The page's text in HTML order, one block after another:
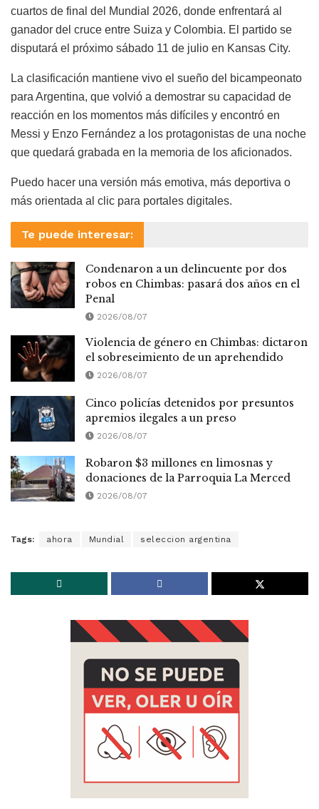
cuartos de final del Mundial 2026, donde enfrentará al
ganador del cruce entre Suiza y Colombia. El partido se
disputará el próximo sábado 11 de julio en Kansas City.
La clasificación mantiene vivo el sueño del bicampeonato
para Argentina, que volvió a demostrar su capacidad de
reacción en los momentos más difíciles y encontró en
Messi y Enzo Fernández a los protagonistas de una noche
que quedará grabada en la memoria de los aficionados.
Puedo hacer una versión más emotiva, más deportiva o
más orientada al clic para portales digitales.
Te puede interesar:
Condenaron a un delincuente por dos
robos en Chimbas: pasará dos años en el
Penal
2026/08/07
Violencia de género en Chimbas: dictaron
el sobreseimiento de un aprehendido
2026/08/07
Cinco policías detenidos por presuntos
apremios ilegales a un preso
2026/08/07
Robaron $3 millones en limosnas y
donaciones de la Parroquia La Merced
2026/08/07
Tags: ahora Mundial seleccion argentina